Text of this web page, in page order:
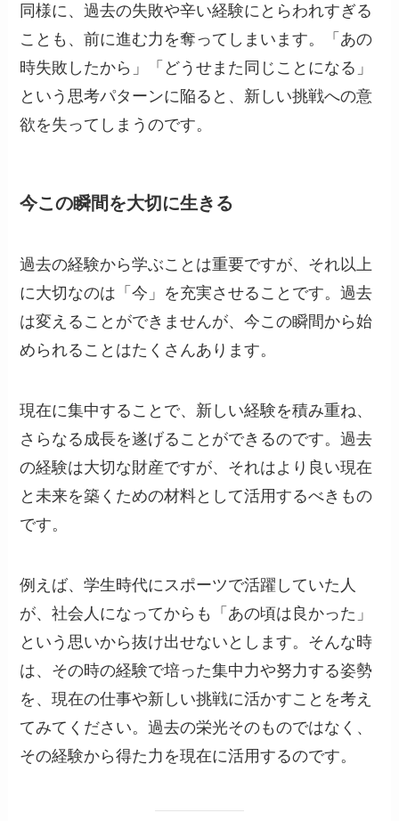
同様に、過去の失敗や辛い経験にとらわれすぎる
ことも、前に進む力を奪ってしまいます。「あの
時失敗したから」「どうせまた同じことになる」
という思考パターンに陥ると、新しい挑戦への意
欲を失ってしまうのです。
今この瞬間を大切に生きる
過去の経験から学ぶことは重要ですが、それ以上
に大切なのは「今」を充実させることです。過去
は変えることができませんが、今この瞬間から始
められることはたくさんあります。
現在に集中することで、新しい経験を積み重ね、
さらなる成長を遂げることができるのです。過去
の経験は大切な財産ですが、それはより良い現在
と未来を築くための材料として活用するべきもの
です。
例えば、学生時代にスポーツで活躍していた人
が、社会人になってからも「あの頃は良かった」
という思いから抜け出せないとします。そんな時
は、その時の経験で培った集中力や努力する姿勢
を、現在の仕事や新しい挑戦に活かすことを考え
てみてください。過去の栄光そのものではなく、
その経験から得た力を現在に活用するのです。